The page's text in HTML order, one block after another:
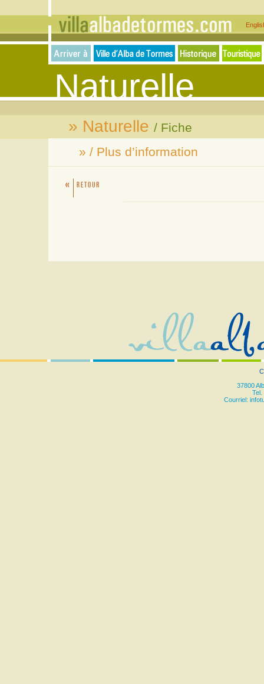
Naturelle
» Naturelle / Fiche
» / Plus d’information
37800
Tel.
Courriel: